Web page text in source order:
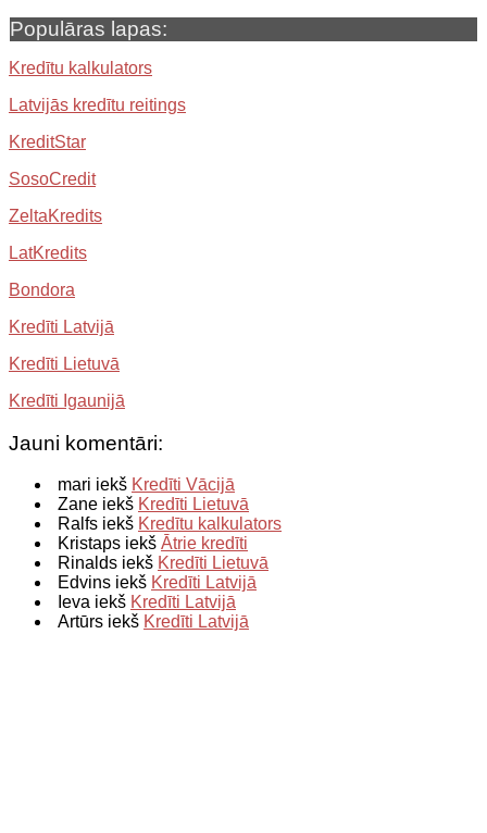
Populāras lapas:
Kredītu kalkulators
Latvijās kredītu reitings
KreditStar
SosoCredit
ZeltaKredits
LatKredits
Bondora
Kredīti Latvijā
Kredīti Lietuvā
Kredīti Igaunijā
Jauni komentāri:
mari iekš Kredīti Vācijā
Zane iekš Kredīti Lietuvā
Ralfs iekš Kredītu kalkulators
Kristaps iekš Ātrie kredīti
Rinalds iekš Kredīti Lietuvā
Edvins iekš Kredīti Latvijā
Ieva iekš Kredīti Latvijā
Artūrs iekš Kredīti Latvijā